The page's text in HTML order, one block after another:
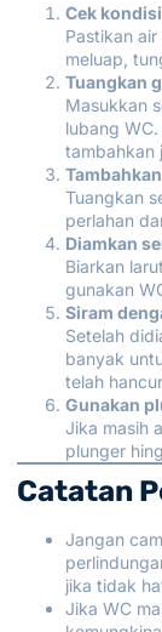
Cek
Pastikan
meluap,
Tuangkan
Masukkan
lubang
tambahkan
Tuangkan
perlahan
Diamkan
Biarkan
gunakan
Siram
Setelah
banyak
telah
Gunakan
Jika masih
plunger
Catatan
Jangan
jika tidak
Jika WC